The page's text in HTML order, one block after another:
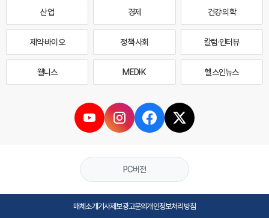
산업 경제 건강·의학
제약·바이오 정책·사회 칼럼·인터뷰
웰니스 MEDI·K 헬스인뉴스
PC버전
매체소개기사제보광고문의개인정보처리방침